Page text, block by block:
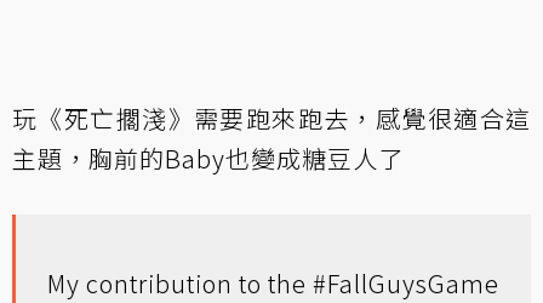
玩《死亡擱淺》需要跑來跑去，感覺很適合這
主題，胸前的Baby也變成糖豆人了
My contribution to the #FallGuysGame